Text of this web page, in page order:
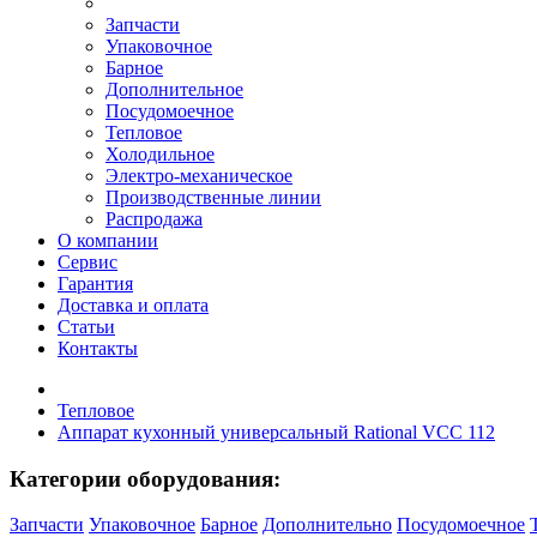
Запчасти
Упаковочное
Барное
Дополнительное
Посудомоечное
Тепловое
Холодильное
Электро-механическое
Производственные линии
Распродажа
О компании
Сервис
Гарантия
Доставка и оплата
Статьи
Контакты
Тепловое
Аппарат кухонный универсальный Rational VCC 112
Категории оборудования:
Запчасти Упаковочное Барное Дополнительно Посудомоечное